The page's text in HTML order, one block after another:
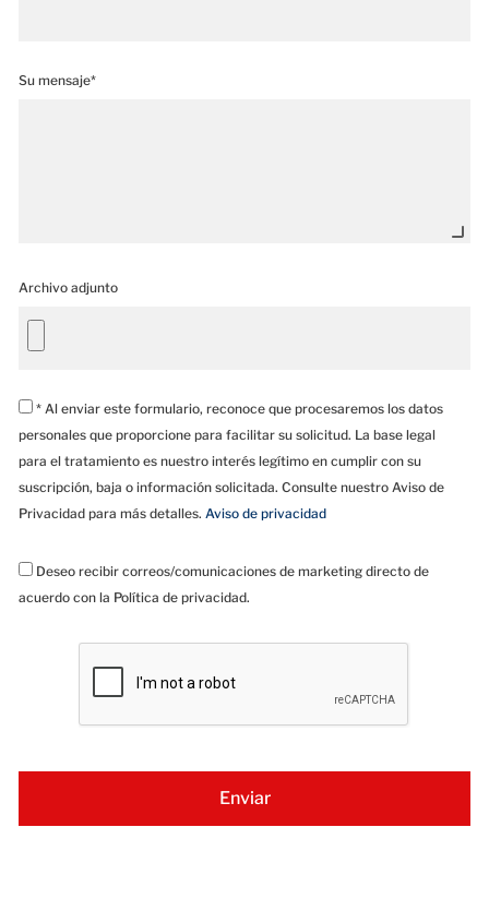
Su mensaje*
Archivo adjunto
* Al enviar este formulario, reconoce que procesaremos los datos
personales que proporcione para facilitar su solicitud. La base legal
para el tratamiento es nuestro interés legítimo en cumplir con su
suscripción, baja o información solicitada. Consulte nuestro Aviso de
Privacidad para más detalles. Aviso de privacidad
Deseo recibir correos/comunicaciones de marketing directo de
acuerdo con la Política de privacidad.